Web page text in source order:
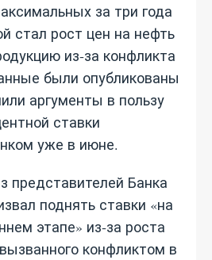
за три года
стал рост цен на нефть
из‑за конфликта
были опубликованы
аргументы в пользу
ставки
уже в июне.
представителей Банка
поднять ставки «на
этапе» из‑за роста
конфликтом в